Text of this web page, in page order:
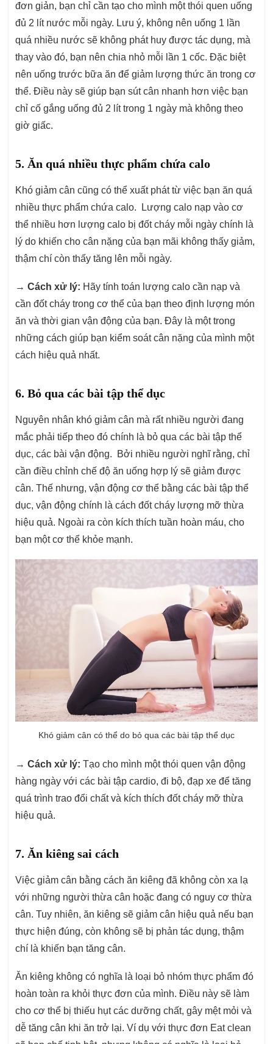
đơn giản, bạn chỉ cần tạo cho mình một thói quen uống
đủ 2 lít nước mỗi ngày. Lưu ý, không nên uống 1 lần
quá nhiều nước sẽ không phát huy được tác dụng, mà
thay vào đó, bạn nên chia nhỏ mỗi lần 1 cốc. Đặc biệt
nên uống trước bữa ăn để giảm lượng thức ăn trong cơ
thể. Điều này sẽ giúp bạn sút cân nhanh hơn việc bạn
chỉ cố gắng uống đủ 2 lít trong 1 ngày mà không theo
giờ giấc.
5. Ăn quá nhiều thực phẩm chứa calo
Khó giảm cân cũng có thể xuất phát từ việc bạn ăn quá
nhiều thực phẩm chứa calo. Lượng calo nạp vào cơ
thể nhiều hơn lượng calo bị đốt cháy mỗi ngày chính là
lý do khiến cho cân nặng của bạn mãi không thấy giảm,
thậm chí còn thấy tăng lên mỗi ngày.
→ Cách xử lý: Hãy tính toán lượng calo cần nạp và
cần đốt cháy trong cơ thể của bạn theo định lượng món
ăn và thời gian vận động của bạn. Đây là một trong
những cách giúp bạn kiểm soát cân nặng của mình một
cách hiệu quả nhất.
6. Bỏ qua các bài tập thể dục
Nguyên nhân khó giảm cân mà rất nhiều người đang
mắc phải tiếp theo đó chính là bỏ qua các bài tập thể
dục, các bài vận động. Bởi nhiều người nghĩ rằng, chỉ
cần điều chỉnh chế độ ăn uống hợp lý sẽ giảm được
cân. Thế nhưng, vận động cơ thể bằng các bài tập thể
dục, vận động chính là cách đốt cháy lượng mỡ thừa
hiệu quả. Ngoài ra còn kích thích tuần hoàn máu, cho
bạn một cơ thể khỏe mạnh.
Khó giảm cân có thể do bỏ qua các bài tập thể dục
→ Cách xử lý: Tạo cho mình một thói quen vận động
hàng ngày với các bài tập cardio, đi bộ, đạp xe để tăng
quá trình trao đổi chất và kích thích đốt cháy mỡ thừa
hiệu quả.
7. Ăn kiêng sai cách
Việc giảm cân bằng cách ăn kiêng đã không còn xa lạ
với những người thừa cân hoặc đang có nguy cơ thừa
cân. Tuy nhiên, ăn kiêng sẽ giảm cân hiệu quả nếu bạn
thực hiện đúng, còn không sẽ bị phản tác dụng, thậm
chí là khiến bạn tăng cân.
Ăn kiêng không có nghĩa là loại bỏ nhóm thực phẩm đó
hoàn toàn ra khỏi thực đơn của mình. Điều này sẽ làm
cho cơ thể bị thiếu hụt các dưỡng chất, gây mệt mỏi và
dễ tăng cân khi ăn trở lại. Ví dụ với thực đơn Eat clean